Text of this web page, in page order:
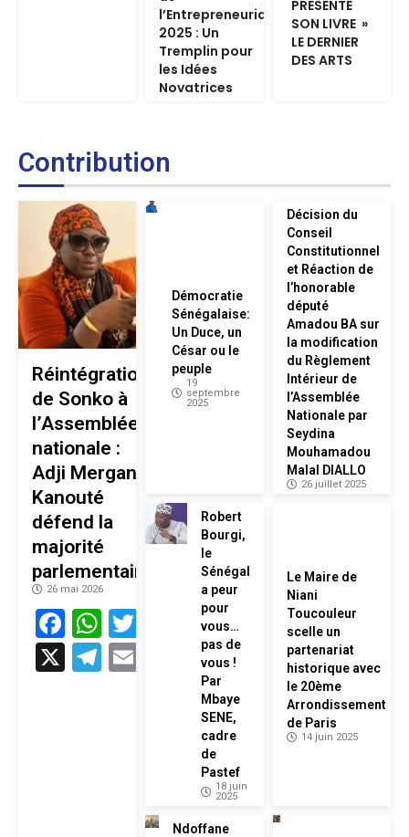
l’Entrepreneuriat
2025 : Un
Tremplin pour
les Idées
Novatrices
PRESENTE
SON LIVRE »
LE DERNIER
DES ARTS
Contribution
Réintégration
de Sonko à
l’Assemblée
nationale :
Adji Mergane
Kanouté
défend la
majorité
parlementaire
26 mai 2026
Facebook
WhatsApp
Twitter
X
Telegram
Email
Démocratie
Sénégalaise:
Un Duce, un
César ou le
peuple
19
septembre
2025
Décision du
Conseil
Constitutionnel
et Réaction de
l’honorable
député
Amadou BA sur
la modification
du Règlement
Intérieur de
l’Assemblée
Nationale par
Seydina
Mouhamadou
Malal DIALLO
26 juillet 2025
Robert
Bourgi,
le
Sénégal
a peur
pour
vous…
pas de
vous !
Par
Mbaye
SENE,
cadre
de
Pastef
18 juin
2025
Le Maire de
Niani
Toucouleur
scelle un
partenariat
historique avec
le 20ème
Arrondissement
de Paris
14 juin 2025
Ndoffane